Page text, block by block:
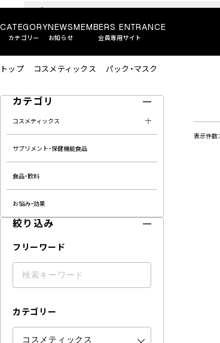
CATEGORY
カテゴリー
NEWS
お知らせ
MEMBERS ENTRANCE
会員専用サイト
トップ コスメティックス パック・マスク
カテゴリ
コスメティックス
サプリメント・保健機能食品
食品・飲料
お悩み・効果
絞り込み
フリーワード
カテゴリー
表示件数：